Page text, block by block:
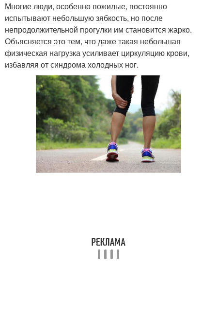
Многие люди, особенно пожилые, постоянно
испытывают небольшую зябкость, но после
непродолжительной прогулки им становится жарко.
Объясняется это тем, что даже такая небольшая
физическая нагрузка усиливает циркуляцию крови,
избавляя от синдрома холодных ног.